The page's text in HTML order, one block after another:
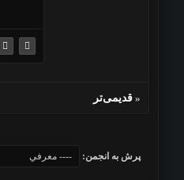
«قدیمی‌تر
پرش به انجمن: